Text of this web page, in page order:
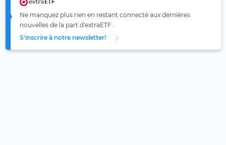
Ne manquez plus rien en restant connecté aux dernières
nouvelles de la part d'extraETF .
S'inscrire à notre newsletter!